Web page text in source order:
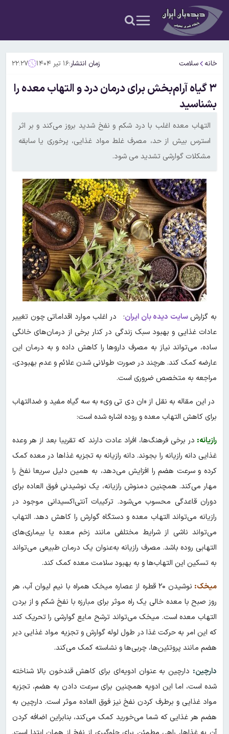
خانه سلامت زمان انتشار:۱۶ تیر ۱۴۰۴ ۲۲:۲۷
۳ گیاه آرام‌بخش برای درمان درد و التهاب معده را
بشناسید
التهاب معده اغلب با درد شکم و نفخ شدید بروز می‌کند و بر اثر
استرس بیش از حد، مصرف غلط مواد غذایی، پرخوری یا سابقه
مشکلات گوارشی تشدید می شود.
به گزارشسایت دیده بان ایران؛ در اغلب موارد اقداماتی چون تغییر
عادات غذایی و بهبود سبک زندگی در کنار برخی از درمان‌های خانگی
ساده، می‌تواند نیاز به مصرف داروها را کاهش داده و به درمان این
عارضه کمک کند. هرچند در صورت طولانی شدن علائم و عدم بهبودی،
مراجعه به متخصص ضروری است.
در این مقاله به نقل از «ان دی تی وی» به سه گیاه مفید و ضدالتهاب
برای کاهش التهاب معده و روده اشاره شده است:
رازیانه: در برخی فرهنگ‌ها، افراد عادت دارند که تقریبا بعد از هر وعده
غذایی دانه رازیانه را بجوند. دانه رازیانه به تجزیه غذاها در معده کمک
کرده و سرعت هضم را افزایش می‌دهد، به همین دلیل سریعا نفخ را
مهار می‌کند. همچنین دمنوش رازیانه، یک نوشیدنی فوق العاده برای
دوران قاعدگی محسوب می‌شود. ترکیبات آنتی‌اکسیدانی موجود در
رازیانه می‌تواند التهاب معده و دستگاه گوارش را کاهش دهد. التهاب
می‌تواند ناشی از شرایط مختلفی مانند زخم معده یا بیماری‌های
التهابی روده باشد. مصرف رازیانه به‌عنوان یک درمان طبیعی می‌تواند
به تسکین این التهاب‌ها و به بهبود سلامت معده کمک کند.
میخک:
نوشیدن ۲۰ قطره از عصاره میخک همراه با نیم لیوان آب، هر
روز صبح با معده خالی یک راه موثر برای مبارزه با نفخ شکم و از بردن
التهاب معده است. میخک می‌تواند ترشح مایع گوارشی را تحریک کند
که این امر به حرکت غذا در طول لوله گوارش و تجزیه مواد غذایی دیر
هضم مانند پروتئین‌ها، چربی‌ها و نشاسته کمک می‌کند.
دارچین: دارچین به عنوان ادویه‌ای برای کاهش قندخون بالا شناخته
شده است، اما این ادویه همچنین برای سرعت دادن به هضم، تجزیه
مواد غذایی و برطرف کردن نفخ نیز فوق العاده موثر است. دارچین به
هضم هر غذایی که شما می‌خورید کمک می‌کند، بنابراین اضافه کردن